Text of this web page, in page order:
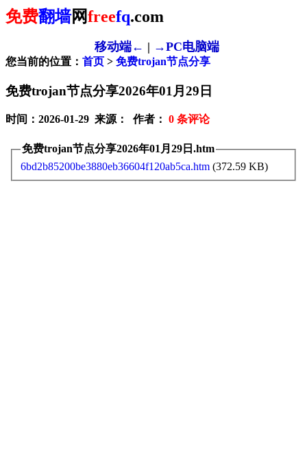
免费翻墙网freefq.com
移动端← | →PC电脑端
您当前的位置： 首页 > 免费trojan节点分享
免费trojan节点分享2026年01月29日
时间：2026-01-29 来源： 作者： 0 条评论
免费trojan节点分享2026年01月29日.htm
6bd2b85200be3880eb36604f120ab5ca.htm (372.59 KB)